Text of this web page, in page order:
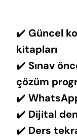
✔️ Güncel
kitapları
✔️ Sınav
çözüm
✔️
✔️ Dijital
✔️ Ders